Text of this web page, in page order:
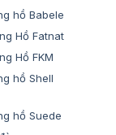
hồ Babele
Hồ Fatnat
Hồ FKM
hồ Shell
hồ Suede